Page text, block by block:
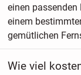
einen
einem
gemütlichen
Wie viel